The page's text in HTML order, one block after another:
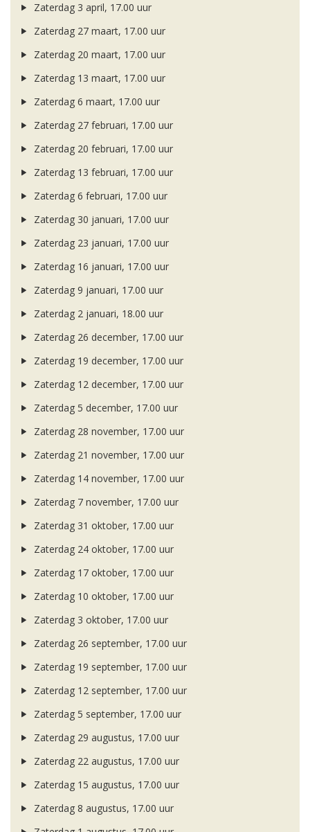
Zaterdag 3 april, 17.00 uur
Zaterdag 27 maart, 17.00 uur
Zaterdag 20 maart, 17.00 uur
Zaterdag 13 maart, 17.00 uur
Zaterdag 6 maart, 17.00 uur
Zaterdag 27 februari, 17.00 uur
Zaterdag 20 februari, 17.00 uur
Zaterdag 13 februari, 17.00 uur
Zaterdag 6 februari, 17.00 uur
Zaterdag 30 januari, 17.00 uur
Zaterdag 23 januari, 17.00 uur
Zaterdag 16 januari, 17.00 uur
Zaterdag 9 januari, 17.00 uur
Zaterdag 2 januari, 18.00 uur
Zaterdag 26 december, 17.00 uur
Zaterdag 19 december, 17.00 uur
Zaterdag 12 december, 17.00 uur
Zaterdag 5 december, 17.00 uur
Zaterdag 28 november, 17.00 uur
Zaterdag 21 november, 17.00 uur
Zaterdag 14 november, 17.00 uur
Zaterdag 7 november, 17.00 uur
Zaterdag 31 oktober, 17.00 uur
Zaterdag 24 oktober, 17.00 uur
Zaterdag 17 oktober, 17.00 uur
Zaterdag 10 oktober, 17.00 uur
Zaterdag 3 oktober, 17.00 uur
Zaterdag 26 september, 17.00 uur
Zaterdag 19 september, 17.00 uur
Zaterdag 12 september, 17.00 uur
Zaterdag 5 september, 17.00 uur
Zaterdag 29 augustus, 17.00 uur
Zaterdag 22 augustus, 17.00 uur
Zaterdag 15 augustus, 17.00 uur
Zaterdag 8 augustus, 17.00 uur